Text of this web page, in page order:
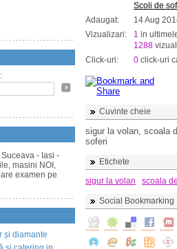
- Iasi -
masini NOI,
examen pe
diamante
Scoli de
Adaugat:
14 Aug
Vizualizari:
1 in
1288
Click-uri:
0 click-uri
Cuvinte cheie
sigur la volan, scoala
soferi
Etichete
sigur la volan
scoala
Social Bookmarking